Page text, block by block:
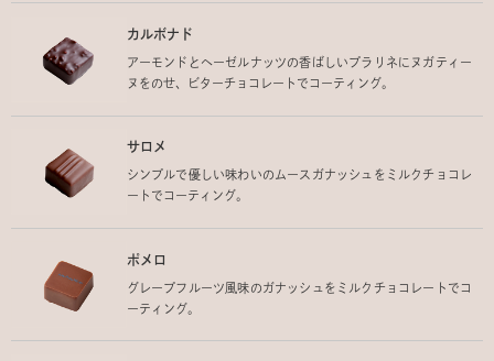
カルボナド
アーモンドとヘーゼルナッツの香ばしいプラリネにヌガティー
ヌをのせ、ビターチョコレートでコーティング。
サロメ
シンプルで優しい味わいのムースガナッシュをミルクチョコレ
ートでコーティング。
ポメロ
グレープフルーツ風味のガナッシュをミルクチョコレートでコ
ーティング。